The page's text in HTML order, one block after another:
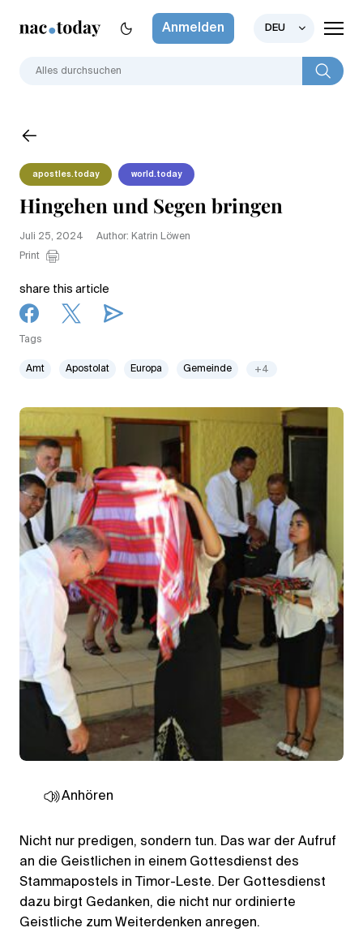
Anmelden DEU
apostles.today world.today
Hingehen und Segen bringen
Juli 25, 2024
Author: Katrin Löwen
Print
share this article
Tags
Amt Apostolat Europa Gemeinde +4
Anhören
Nicht nur predigen, sondern tun. Das war der Aufruf
an die Geistlichen in einem Gottesdienst des
Stammapostels in Timor-Leste. Der Gottesdienst
dazu birgt Gedanken, die nicht nur ordinierte
Geistliche zum Weiterdenken anregen.